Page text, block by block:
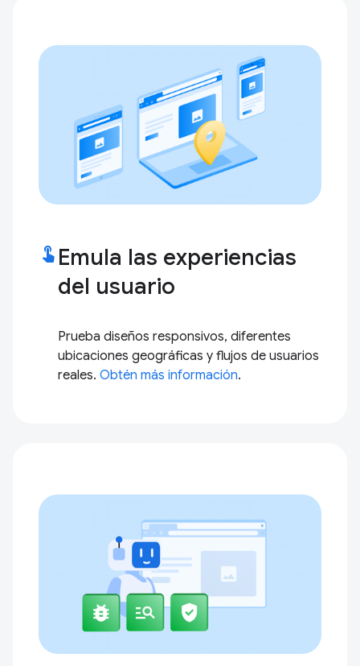
touch_app Emula las experiencias
del usuario
Prueba diseños responsivos, diferentes
ubicaciones geográficas y flujos de usuarios
reales. Obtén más información.